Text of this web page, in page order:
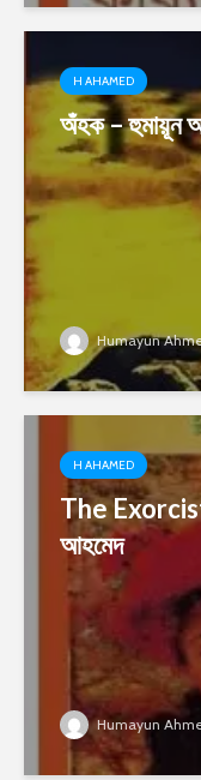
H AHAMED
অঁহক – হুমায়ূন
Humayun
H AHAMED
The Exorcist
আহমেদ
Humayun